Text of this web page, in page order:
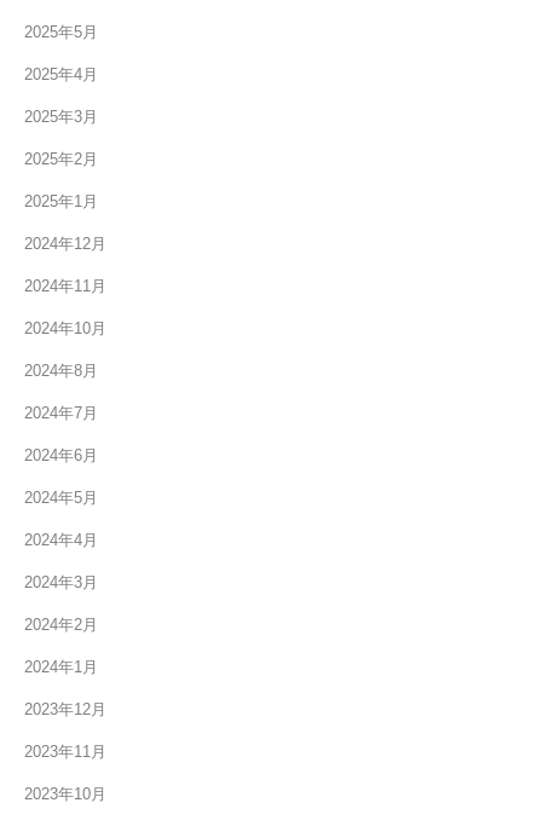
2025年5月
2025年4月
2025年3月
2025年2月
2025年1月
2024年12月
2024年11月
2024年10月
2024年8月
2024年7月
2024年6月
2024年5月
2024年4月
2024年3月
2024年2月
2024年1月
2023年12月
2023年11月
2023年10月